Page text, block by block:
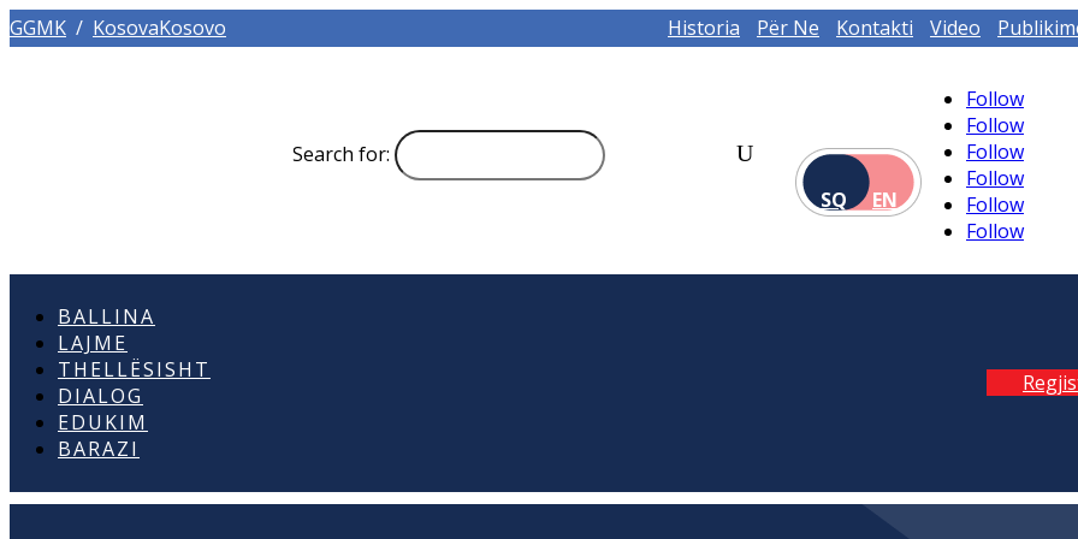
GGMK / KosovaKosovo Historia Për Ne Kontakti Video
Search for:
SQ
EN
Follow
Follow
Follow
Follow
Follow
Follow
BALLINA
LAJME
THELLËSISHT
DIALOG
EDUKIM
BARAZI